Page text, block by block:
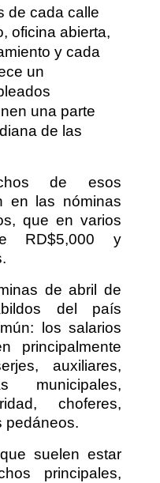
de cada calle
oficina abierta,
y cada
un
una parte
de las
de esos
en las nóminas
que en varios
RD$5,000 y
de abril de
del país
los salarios
principalmente
auxiliares,
municipales,
choferes,
pedáneos.
suelen estar
principales,